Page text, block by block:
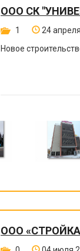
ООО СК
1 24
Новое
ООО